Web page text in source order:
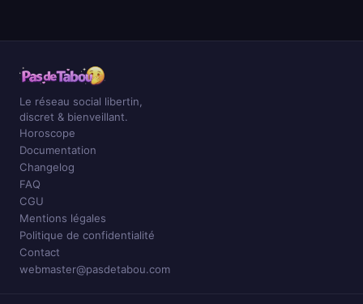
Le réseau social libertin,
discret & bienveillant.
Horoscope
Documentation
Changelog
FAQ
CGU
Mentions légales
Politique de confidentialité
Contact
webmaster@pasdetabou.com